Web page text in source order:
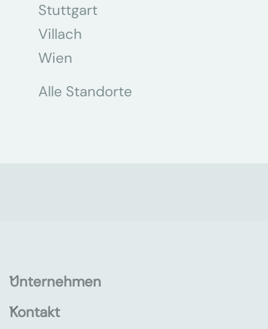
Stuttgart
Villach
Wien
Alle Standorte
Unternehmen
Kontakt